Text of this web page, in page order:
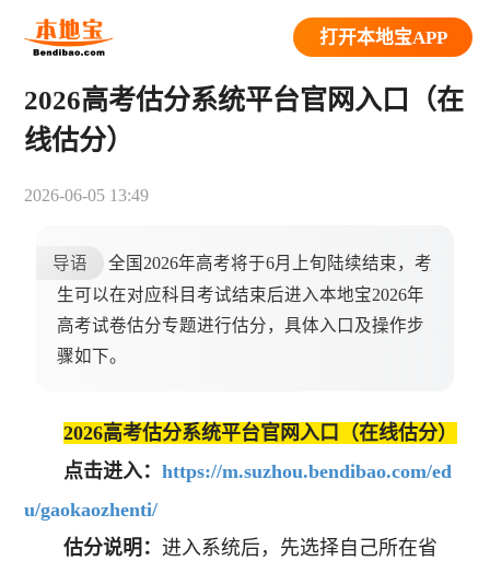
打开本地宝APP
2026高考估分系统平台官网入口（在
线估分）
2026-06-05 13:49
导语
全国2026年高考将于6月上旬陆续结束，考
生可以在对应科目考试结束后进入本地宝2026年
高考试卷估分专题进行估分，具体入口及操作步
骤如下。
2026高考估分系统平台官网入口（在线估分）
点击进入： https://m.suzhou.bendibao.com/ed
u/gaokaozhenti/
估分说明： 进入系统后，先选择自己所在省